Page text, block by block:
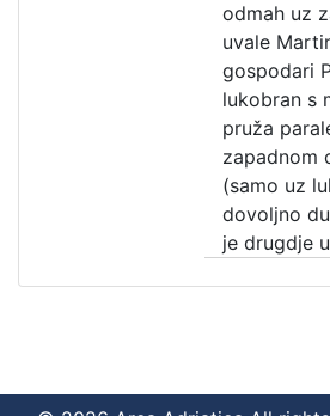
odmah uz
uvale
gospodari
lukobran s
pruža
zapadnom
(samo uz
dovoljno
je drugdje